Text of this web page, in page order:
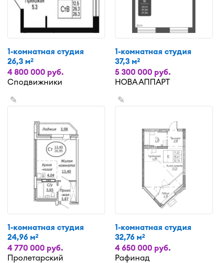
1-комнатная студия
26,3 м2
4 800 000 руб.
Сподвижники
1-комнатная студия
37,3 м2
5 300 000 руб.
НОВА АППАРТ
✎
1-комнатная студия
24,96 м2
4 770 000 руб.
Пролетарский
✎
1-комнатная студия
32,76 м2
4 650 000 руб.
Рафинад